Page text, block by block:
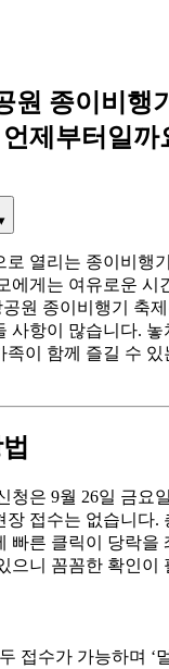
원 종이비행
제부터일까
로 열리는 종이비행
에게는 여유로운 시
원 종이비행기 축
사항이 많습니다. 놓
족이 함께 즐길 수 있
청은 9월 26일 금요
접수는 없습니다.
빠른 클릭이 당락을
으니 꼼꼼한 확인이
접수가 가능하며 ‘